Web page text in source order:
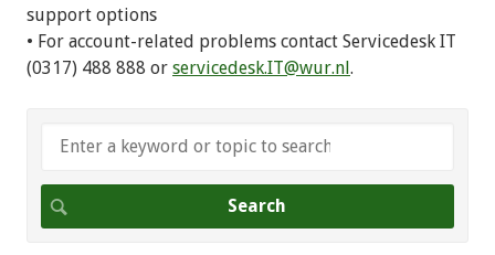
support options
• For account-related problems contact Servicedesk IT
(0317) 488 888 or servicedesk.IT@wur.nl.